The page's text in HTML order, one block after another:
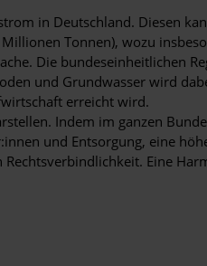
in Deutschland. Diesen
Tonnen), wozu
Die bundeseinheitlichen
und Grundwasser wird
erreicht wird.
Indem im ganzen
und Entsorgung, eine
Eine